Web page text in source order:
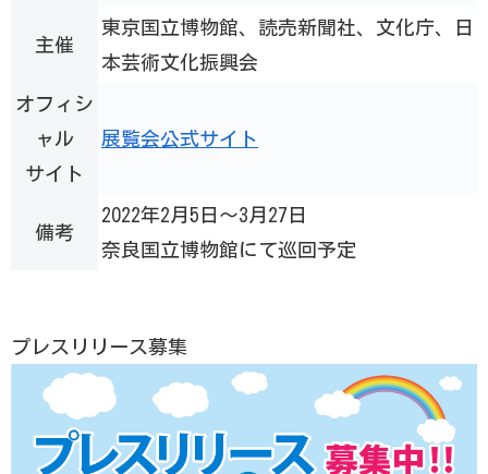
主催
東京国立博物館、読売新聞社、文化庁、日
本芸術文化振興会
オフィシ
ャル
サイト
展覧会公式サイト
備考
2022年2月5日～3月27日
奈良国立博物館にて巡回予定
プレスリリース募集